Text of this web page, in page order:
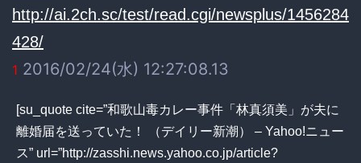
http://ai.2ch.sc/test/read.cgi/newsplus/1456284
428/
1 2016/02/24(水) 12:27:08.13
[su_quote cite=”和歌山毒カレー事件「林真須美」が夫に
離婚届を送っていた！ （デイリー新潮） – Yahoo!ニュー
ス” url=”http://zasshi.news.yahoo.co.jp/article?